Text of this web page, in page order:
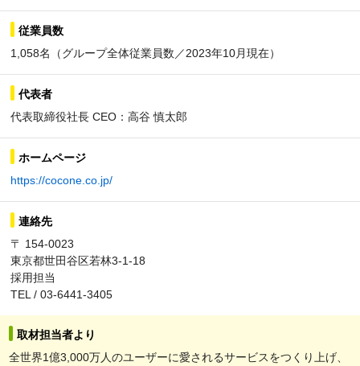
従業員数
1,058名（グループ全体従業員数／2023年10月現在）
代表者
代表取締役社長 CEO：高谷 慎太郎
ホームページ
https://cocone.co.jp/
連絡先
〒 154-0023
東京都世田谷区若林3-1-18
採用担当
TEL / 03-6441-3405
取材担当者より
全世界1億3,000万人のユーザーに愛されるサービスをつくり上げ、